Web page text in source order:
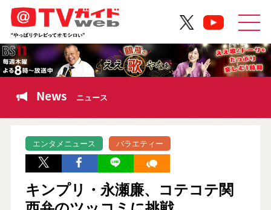
News ニュース
エンタメニュース バラエティー
キンプリ・永瀬廉、コテコテ関